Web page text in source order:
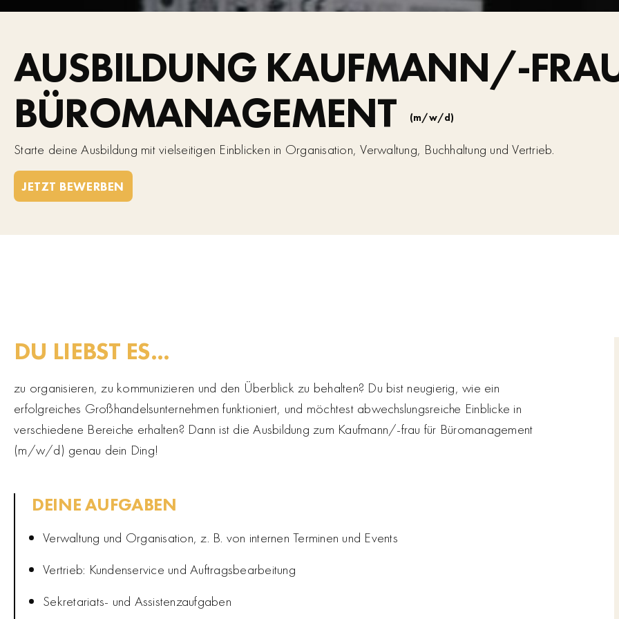
AUSBILDUNG KAUFMANN/-
BÜROMANAGEMENT
(m/w/d)
Starte deine Ausbildung mit vielseitigen Einblicken in Organisation, Verwaltung, Buchhaltung und Vertrieb.
JETZT BEWERBEN
DU LIEBST ES...
zu organisieren, zu kommunizieren und den Überblick zu behalten? Du bist neugierig, wie ein
erfolgreiches Großhandelsunternehmen funktioniert, und möchtest abwechslungsreiche Einblicke in
verschiedene Bereiche erhalten? Dann ist die Ausbildung zum Kaufmann/-frau für Büromanagement
(m/w/d) genau dein Ding!
DEINE AUFGABEN
Verwaltung und Organisation, z. B. von internen Terminen und Events
Vertrieb: Kundenservice und Auftragsbearbeitung
Sekretariats- und Assistenzaufgaben